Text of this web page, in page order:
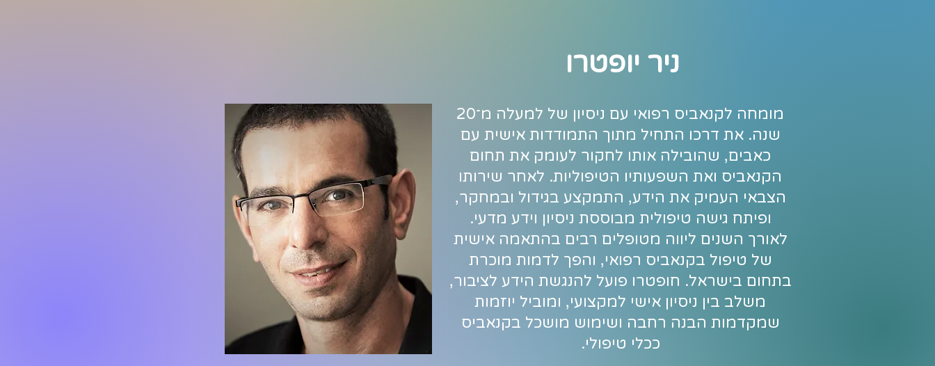
ניר יופטרו
מומחה לקנאביס רפואי עם ניסיון של למעלה מ־20
שנה. את דרכו התחיל מתוך התמודדות אישית עם
כאבים, שהובילה אותו לחקור לעומק את תחום
הקנאביס ואת השפעותיו הטיפוליות. לאחר שירותו
הצבאי העמיק את הידע, התמקצע בגידול ובמחקר,
ופיתח גישה טיפולית מבוססת ניסיון וידע מדעי.
לאורך השנים ליווה מטופלים רבים בהתאמה אישית
של טיפול בקנאביס רפואי, והפך לדמות מוכרת
בתחום בישראל. חופטרו פועל להנגשת הידע לציבור,
משלב בין ניסיון אישי למקצועי, ומוביל יוזמות
שמקדמות הבנה רחבה ושימוש מושכל בקנאביס
ככלי טיפולי.